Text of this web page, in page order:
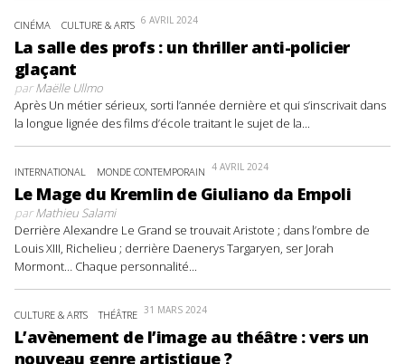
CINÉMA CULTURE & ARTS 6 AVRIL 2024
La salle des profs : un thriller anti-policier
glaçant
parMaëlle Ullmo
Après Un métier sérieux, sorti l’année dernière et qui s’inscrivait dans
la longue lignée des films d’école traitant le sujet de la...
INTERNATIONAL MONDE CONTEMPORAIN 4 AVRIL 2024
Le Mage du Kremlin de Giuliano da Empoli
parMathieu Salami
Derrière Alexandre Le Grand se trouvait Aristote ; dans l’ombre de
Louis XIII, Richelieu ; derrière Daenerys Targaryen, ser Jorah
Mormont… Chaque personnalité...
CULTURE & ARTS THÉÂTRE 31 MARS 2024
L’avènement de l’image au théâtre : vers un
nouveau genre artistique ?